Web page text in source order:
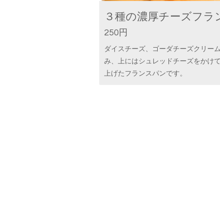
３種の濃厚チーズフラ
250円
ダイスチーズ、ゴーダチーズクリー
み、上にはシュレッドチーズをかけ
上げたフランスパンです。